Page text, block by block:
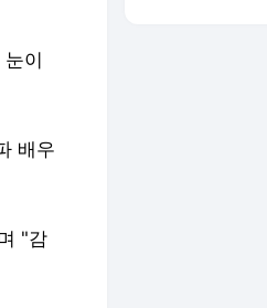
이
배우
"감